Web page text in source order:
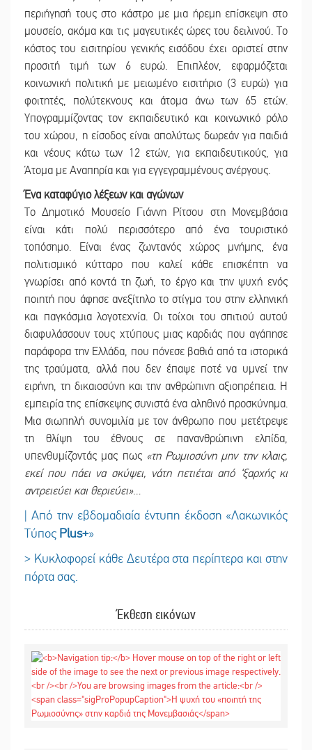
περιήγησή τους στο κάστρο με μια ήρεμη επίσκεψη στο
μουσείο, ακόμα και τις μαγευτικές ώρες του δειλινού. Το
κόστος του εισιτηρίου γενικής εισόδου έχει οριστεί στην
προσιτή τιμή των 6 ευρώ. Επιπλέον, εφαρμόζεται
κοινωνική πολιτική με μειωμένο εισιτήριο (3 ευρώ) για
φοιτητές, πολύτεκνους και άτομα άνω των 65 ετών.
Υπογραμμίζοντας τον εκπαιδευτικό και κοινωνικό ρόλο
του χώρου, η είσοδος είναι απολύτως δωρεάν για παιδιά
και νέους κάτω των 12 ετών, για εκπαιδευτικούς, για
Άτομα με Αναπηρία και για εγγεγραμμένους ανέργους.
Ένα καταφύγιο λέξεων και αγώνων
Το Δημοτικό Μουσείο Γιάννη Ρίτσου στη Μονεμβάσια
είναι κάτι πολύ περισσότερο από ένα τουριστικό
τοπόσημο. Είναι ένας ζωντανός χώρος μνήμης, ένα
πολιτισμικό κύτταρο που καλεί κάθε επισκέπτη να
γνωρίσει από κοντά τη ζωή, το έργο και την ψυχή ενός
ποιητή που άφησε ανεξίτηλο το στίγμα του στην ελληνική
και παγκόσμια λογοτεχνία. Οι τοίχοι του σπιτιού αυτού
διαφυλάσσουν τους χτύπους μιας καρδιάς που αγάπησε
παράφορα την Ελλάδα, που πόνεσε βαθιά από τα ιστορικά
της τραύματα, αλλά που δεν έπαψε ποτέ να υμνεί την
ειρήνη, τη δικαιοσύνη και την ανθρώπινη αξιοπρέπεια. Η
εμπειρία της επίσκεψης συνιστά ένα αληθινό προσκύνημα.
Μια σιωπηλή συνομιλία με τον άνθρωπο που μετέτρεψε
τη θλίψη του έθνους σε πανανθρώπινη ελπίδα,
υπενθυμίζοντάς μας πως «τη Ρωμιοσύνη μην την κλαις,
εκεί που πάει να σκύψει, νάτη πετιέται από ‘ξαρχής κι
αντρειεύει και θεριεύει»…
| Από την εβδομαδιαία έντυπη έκδοση «Λακωνικός
Τύπος Plus+»
> Κυκλοφορεί κάθε Δευτέρα στα περίπτερα και στην
πόρτα σας.
Έκθεση εικόνων